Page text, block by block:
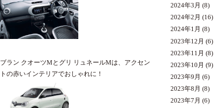
ブラン クオーツMとグリ リュネールMは、アクセン
トの赤いインテリアでおしゃれに！
2024年3月 (8)
2024年2月 (16)
2024年1月 (8)
2023年12月 (6)
2023年11月 (8)
2023年10月 (9)
2023年9月 (6)
2023年8月 (8)
2023年7月 (6)